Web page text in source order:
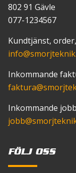
802 91 Gävle
077-1234567
Kundtjänst,
info
Inkommande
faktura
Inkommande
jobb
FÖLJ OSS